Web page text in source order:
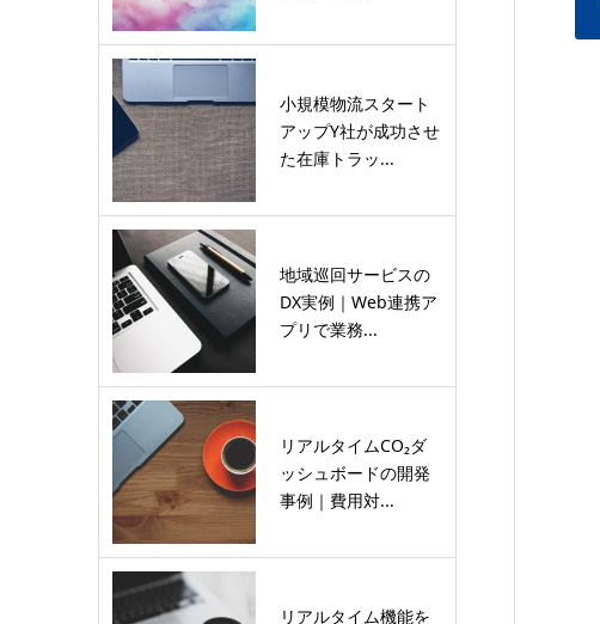
小規模物流スタート
アップY社が成功させ
た在庫トラッ...
地域巡回サービスの
DX実例｜Web連携ア
プリで業務...
リアルタイムCO₂ダ
ッシュボードの開発
事例｜費用対...
リアルタイム機能を